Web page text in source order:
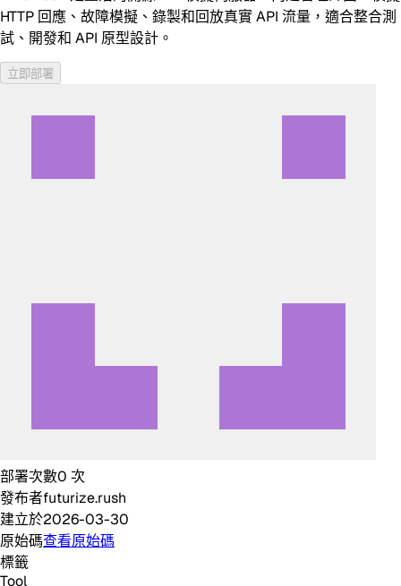
HTTP 回應、故障模擬、錄製和回放真實 API 流量，適合整合測
試、開發和 API 原型設計。
立即部署
部署次數0 次
發布者futurize.rush
建立於2026-03-30
原始碼查看原始碼
標籤
Tool